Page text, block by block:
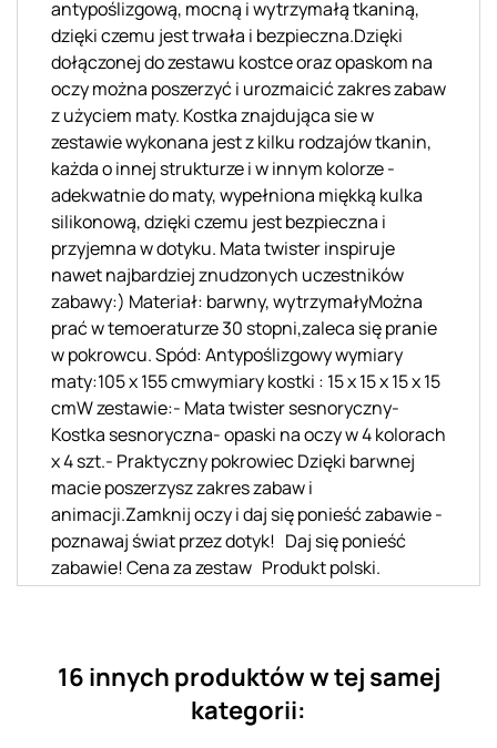
antypoślizgową, mocną i wytrzymałą tkaniną,
dzięki czemu jest trwała i bezpieczna.Dzięki
dołączonej do zestawu kostce oraz opaskom na
oczy można poszerzyć i urozmaicić zakres zabaw
z użyciem maty. Kostka znajdująca sie w
zestawie wykonana jest z kilku rodzajów tkanin,
każda o innej strukturze i w innym kolorze -
adekwatnie do maty, wypełniona miękką kulka
silikonową, dzięki czemu jest bezpieczna i
przyjemna w dotyku. Mata twister inspiruje
nawet najbardziej znudzonych uczestników
zabawy:) Materiał: barwny, wytrzymałyMożna
prać w temoeraturze 30 stopni,zaleca się pranie
w pokrowcu. Spód: Antypoślizgowy wymiary
maty:105 x 155 cmwymiary kostki : 15 x 15 x 15 x 15
cmW zestawie:- Mata twister sesnoryczny-
Kostka sesnoryczna- opaski na oczy w 4 kolorach
x 4 szt.- Praktyczny pokrowiec Dzięki barwnej
macie poszerzysz zakres zabaw i
animacji.Zamknij oczy i daj się ponieść zabawie -
poznawaj świat przez dotyk! Daj się ponieść
zabawie! Cena za zestaw Produkt polski.
16 innych produktów w tej samej
kategorii: